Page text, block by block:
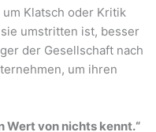
Klatsch oder Kritik
umstritten ist, besser
der Gesellschaft nach
um ihren
Wert von nichts kennt.“